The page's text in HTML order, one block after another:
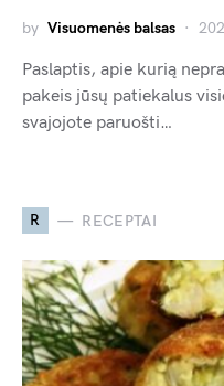
by Visuomenės balsas
Paslaptis, apie kurią
pakeis jūsų patiekalus
svajojote paruošti…
R RECEPTAI